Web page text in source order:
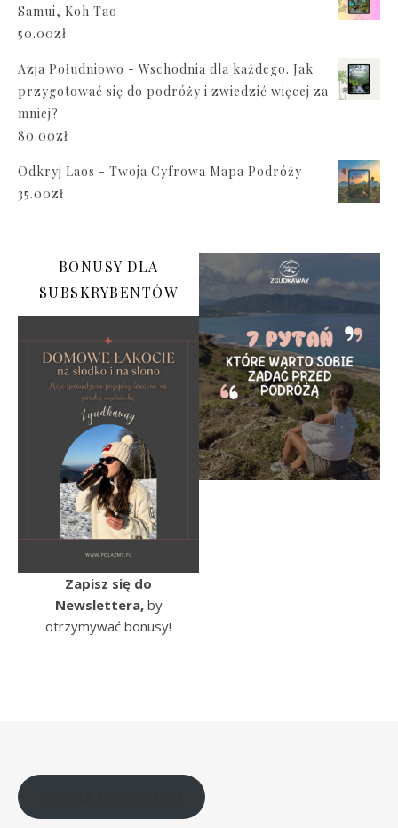
Samui, Koh Tao
50.00zł
Azja Południowo - Wschodnia dla każdego. Jak
przygotować się do podróży i zwiedzić więcej za
mniej?
80.00zł
Odkryj Laos - Twoja Cyfrowa Mapa Podróży
35.00zł
BONUSY DLA
SUBSKRYBENTÓW
Zapisz się do
Newslettera,by
otrzymywać bonusy!